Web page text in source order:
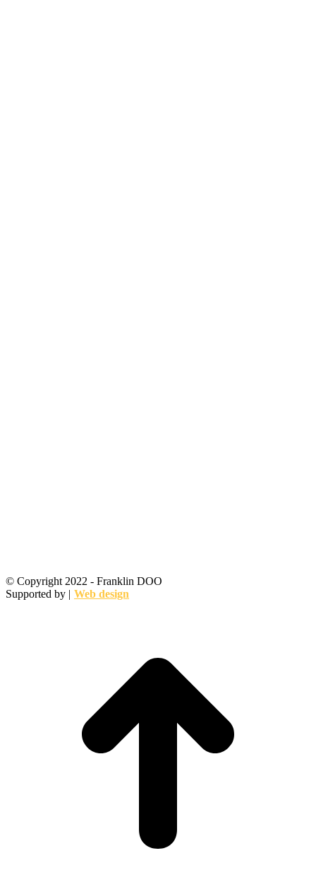
© Copyright 2022 - Franklin DOO
Supported by | Web design